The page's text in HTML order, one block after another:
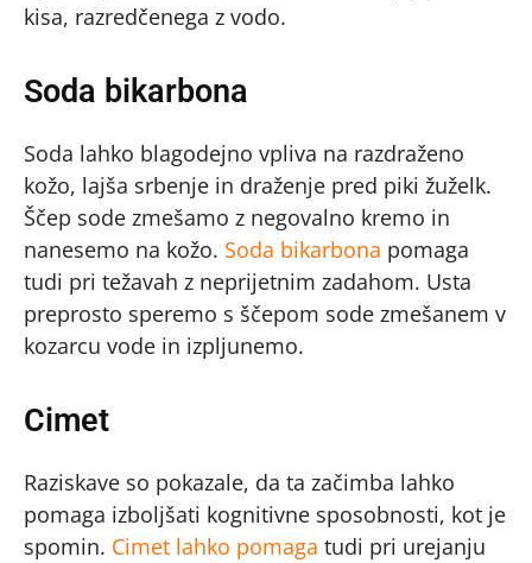
kisa, razredčenega z vodo.
Soda bikarbona
Soda lahko blagodejno vpliva na razdraženo
kožo, lajša srbenje in draženje pred piki žuželk.
Ščep sode zmešamo z negovalno kremo in
nanesemo na kožo. Soda bikarbona pomaga
tudi pri težavah z neprijetnim zadahom. Usta
preprosto speremo s ščepom sode zmešanem v
kozarcu vode in izpljunemo.
Cimet
Raziskave so pokazale, da ta začimba lahko
pomaga izboljšati kognitivne sposobnosti, kot je
spomin. Cimet lahko pomaga tudi pri urejanju